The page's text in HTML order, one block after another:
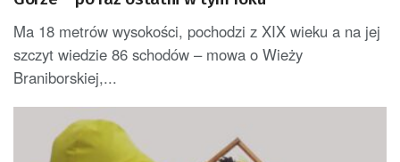
Ma 18 metrów wysokości, pochodzi z XIX wieku a na jej
szczyt wiedzie 86 schodów – mowa o Wieży
Braniborskiej,...